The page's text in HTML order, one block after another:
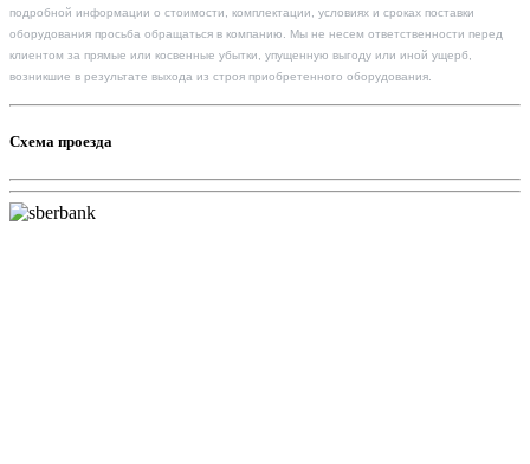
подробной информации о стоимости, комплектации, условиях и сроках поставки
оборудования просьба обращаться в компанию. Мы не несем ответственности перед
клиентом за прямые или косвенные убытки, упущенную выгоду или иной ущерб,
возникшие в результате выхода из строя приобретенного оборудования.
Схема проезда